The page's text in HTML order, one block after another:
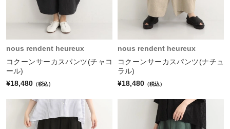
nous rendent heureux
コクーンサーカスパンツ(チャコ
ール)
¥18,480 （税込）
nous rendent heureux
コクーンサーカスパンツ(ナチュ
ラル)
¥18,480 （税込）